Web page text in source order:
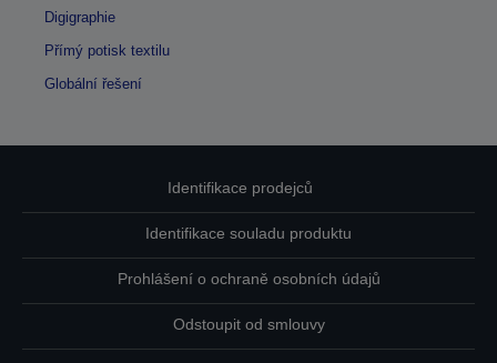
Digigraphie
Přímý potisk textilu
Globální řešení
Identifikace prodejců
Identifikace souladu produktu
Prohlášení o ochraně osobních údajů
Odstoupit od smlouvy